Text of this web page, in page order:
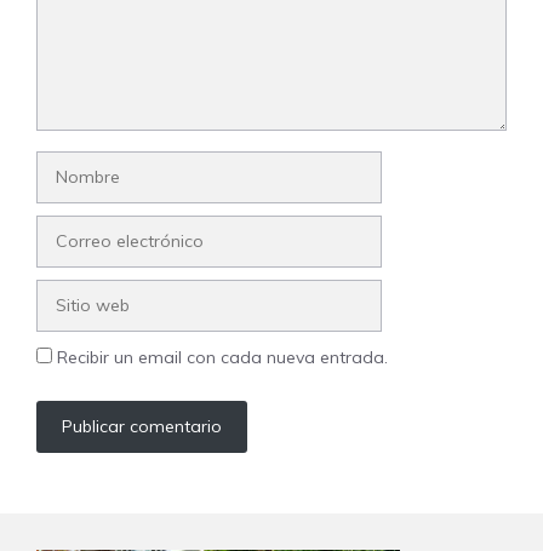
Recibir un email con cada nueva entrada.